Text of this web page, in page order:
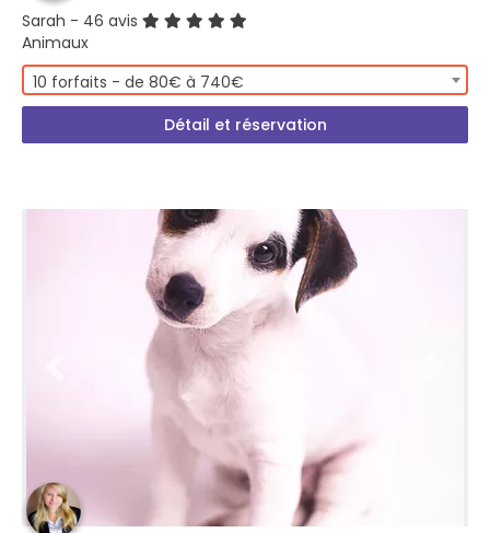
Sarah - 46 avis
Animaux
10 forfaits - de 80€ à 740€
Détail et réservation